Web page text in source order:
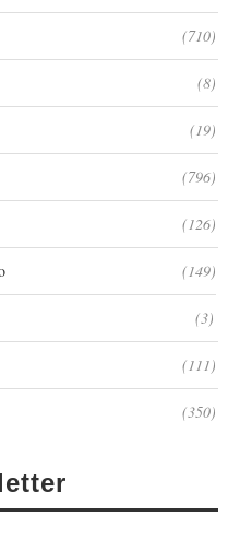
(710)
(8)
(19)
(796)
(126)
(149)
(3)
(111)
(350)